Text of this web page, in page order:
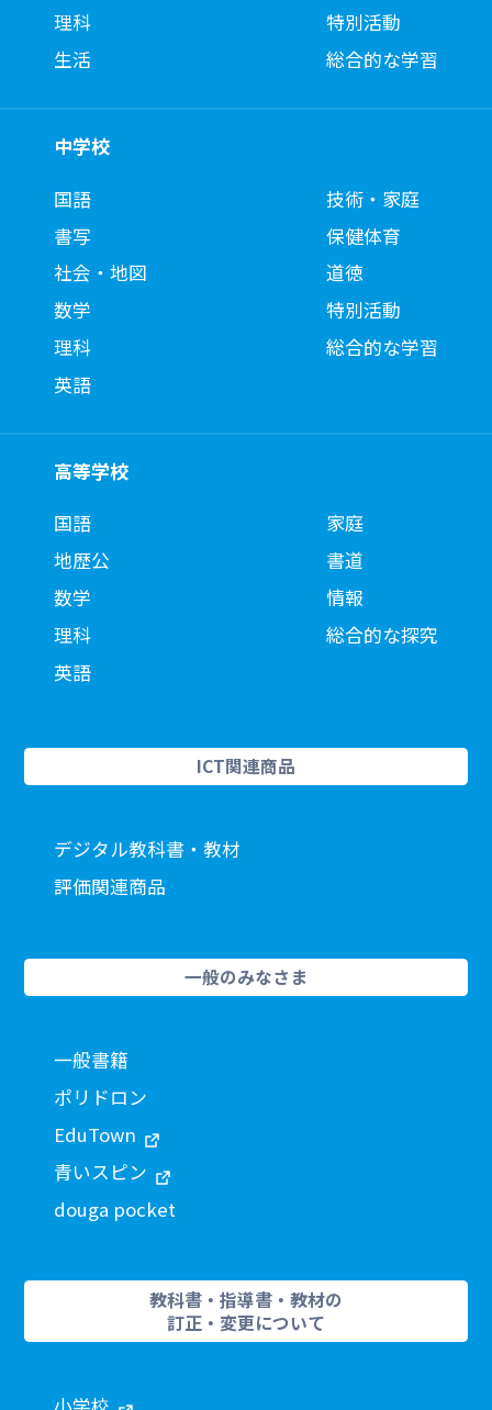
理科
生活
特別活動
総合的な学習
中学校
国語
書写
社会・地図
数学
理科
英語
技術・家庭
保健体育
道徳
特別活動
総合的な学習
高等学校
国語
地歴公
数学
理科
英語
家庭
書道
情報
総合的な探究
ICT関連商品
デジタル教科書・教材
評価関連商品
一般のみなさま
一般書籍
ポリドロン
EduTown
青いスピン
douga pocket
教科書・指導書・教材の
訂正・変更について